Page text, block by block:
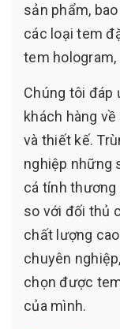
sản phẩm,
các loại tem
tem hologram,
Chúng tôi đáp
khách hàng
và thiết kế.
nghiệp những
cá tính thương
so với đối thủ
chất lượng
chuyên
chọn được
của mình.